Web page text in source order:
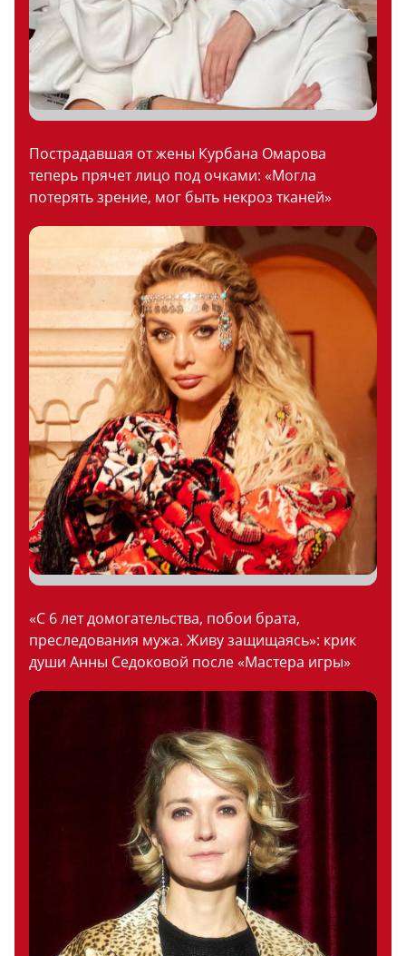
Пострадавшая от жены Курбана Омарова
теперь прячет лицо под очками: «Могла
потерять зрение, мог быть некроз тканей»
«С 6 лет домогательства, побои брата,
преследования мужа. Живу защищаясь»: крик
души Анны Седоковой после «Мастера игры»